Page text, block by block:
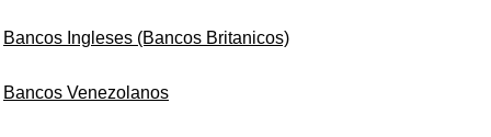
Bancos Ingleses (Bancos Britanicos)
Bancos Venezolanos